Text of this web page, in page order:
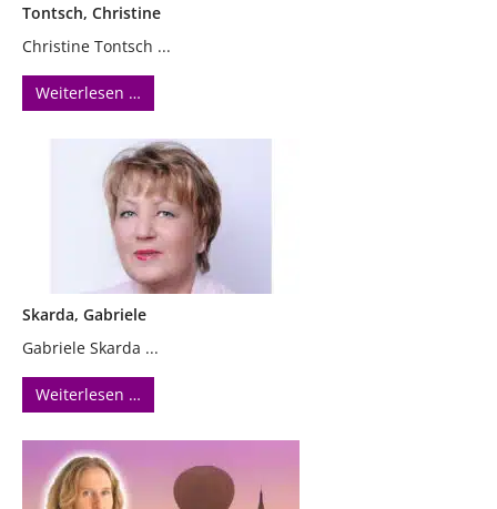
Tontsch, Christine
Christine Tontsch ...
Weiterlesen …
Skarda, Gabriele
Gabriele Skarda ...
Weiterlesen …